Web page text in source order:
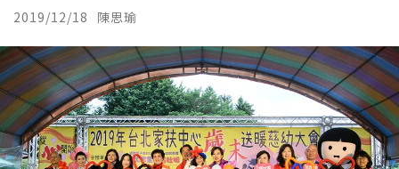
2019/12/18 陳思瑜